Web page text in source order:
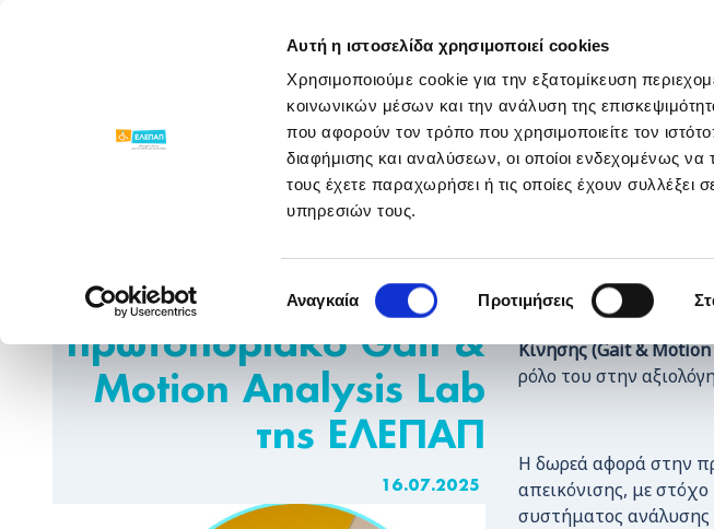
Αυτή η ιστοσελίδα χρησιμοποιεί cookies
Χρησιμοποιούμε cookie για την εξατομίκευση
κοινωνικών μέσων και την ανάλυση της
που αφορούν τον τρόπο που χρησιμοποιείτε τον
διαφήμισης και αναλύσεων, οι οποίοι ενδεχομένως
τους έχετε παραχωρήσει ή τις οποίες έχουν
υπηρεσιών τους.
συγκατάθεσης
Αναγκαία Προτιμήσεις
ΓΝΩΡΙΣΕ ΜΑΣ ΠΡΟΓΡΑΜΜΑΤΑ ΣΤΗΡΙΞΕ ΜΑΣ
Νέα Παραρτημάτων / To Giant Heart της Novibet στηρίζει το
To Giant Heart της
Novibet στηρίζει το
πρωτοποριακό Gait &
Motion Analysis Lab
της ΕΛΕΠΑΠ
16.07.2025
Η Novibet, στο πλαίσιο
Giant Heart,
Κίνησης (Gait &
ρόλο του στην
Η δωρεά αφορά στην
απεικόνισης, με
συστήματος ανάλυσης